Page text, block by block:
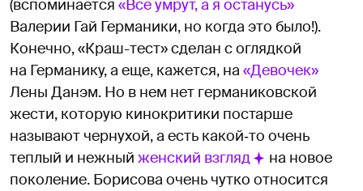
(вспоминается «Все умрут, а я останусь»
Валерии Гай Германики, но когда это было!).
Конечно, «Краш-тест» сделан с оглядкой
на Германику, а еще, кажется, на «Девочек»
Лены Данэм. Но в нем нет германиковской
жести, которую кинокритики постарше
называют чернухой, а есть какой‑то очень
теплый и нежный женский взгляд
на новое
поколение. Борисова очень чутко относится